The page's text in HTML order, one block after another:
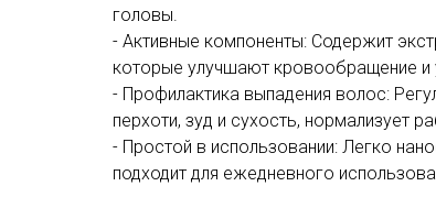
головы.
- Активные компоненты: Содержит
которые улучшают кровообращение и
- Профилактика выпадения волос:
перхоти, зуд и сухость, нормализует
- Простой в использовании: Легко
подходит для ежедневного